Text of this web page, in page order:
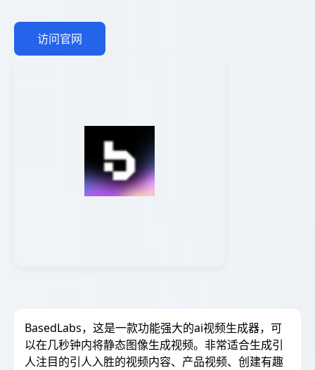
访问官网
BasedLabs，这是一款功能强大的ai视频生成器，可
以在几秒钟内将静态图像生成视频。非常适合生成引
人注目的引人入胜的视频内容、产品视频、创建有趣